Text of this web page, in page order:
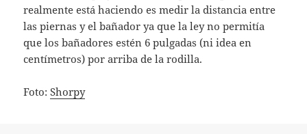
realmente está haciendo es medir la distancia entre
las piernas y el bañador ya que la ley no permitía
que los bañadores estén 6 pulgadas (ni idea en
centímetros) por arriba de la rodilla.
Foto:Shorpy